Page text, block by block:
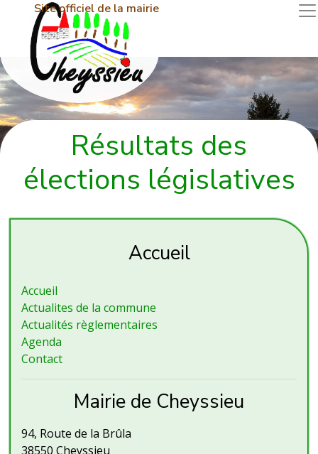
Site officiel de la mairie
Résultats des
élections législatives
Accueil
Accueil
Actualites de la commune
Actualités règlementaires
Agenda
Contact
Mairie de Cheyssieu
94, Route de la Brûla
38550 Cheyssieu